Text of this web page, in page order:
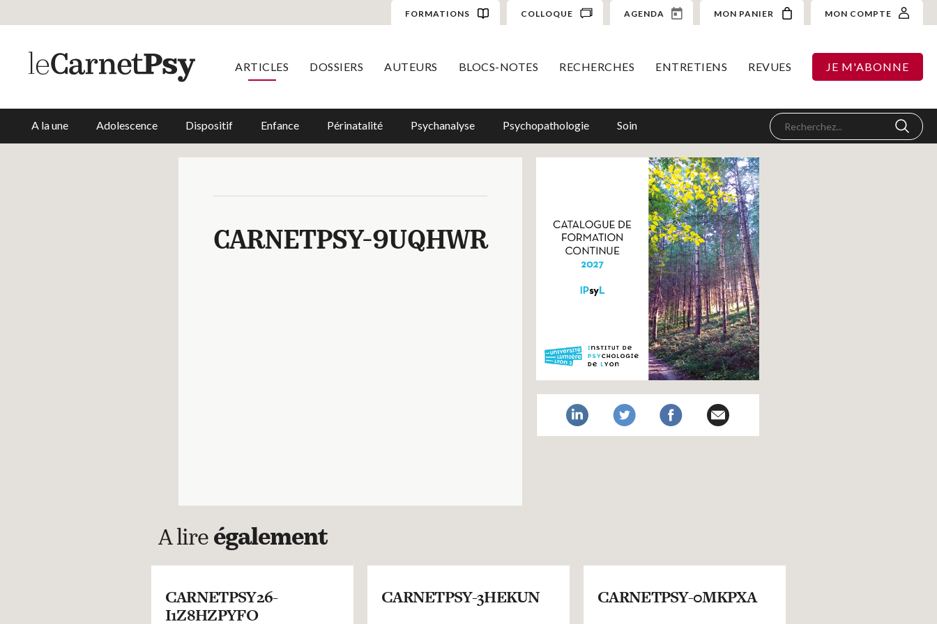
FORMATIONS COLLOQUE AGENDA MON PANIER MON COMPTE
ARTICLES DOSSIERS AUTEURS BLOCS-NOTES RECHERCHES ENTRETIENS REVUES JE M'ABONNE
A la une Adolescence Dispositif Enfance Périnatalité Psychanalyse Psychopathologie Soin
CARNETPSY-9UQHWR
A lire également
CARNETPSY26-
I1Z8HZPYFO
CARNETPSY-3HEKUN CARNETPSY-0MKPXA